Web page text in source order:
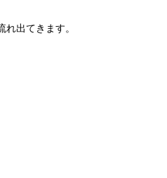
れ出てきます。